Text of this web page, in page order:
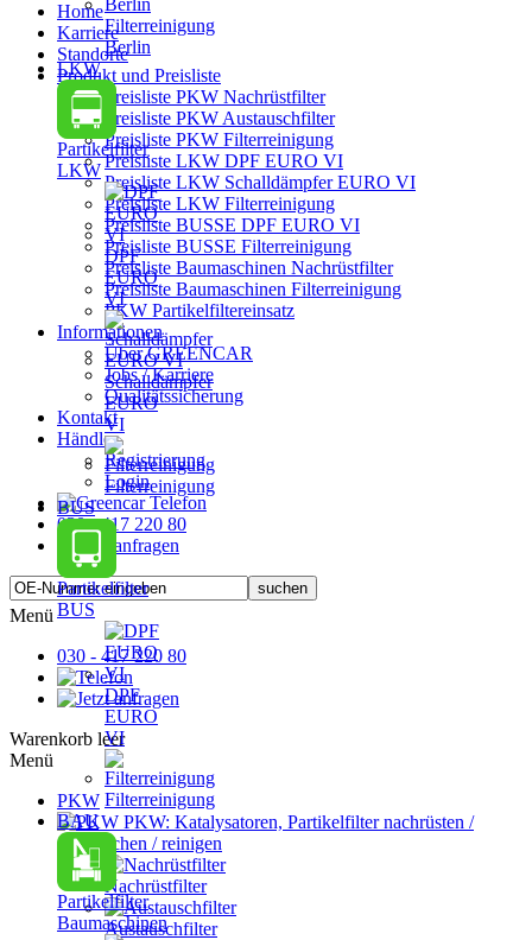
Filterreinigung
Berlin
LKW
Partikelfilter
LKW
DPF
EURO
VI
Schalldämpfer
EURO
VI
Filterreinigung
BUS
Partikelfilter
BUS
DPF
EURO
VI
Filterreinigung
BAU
Partikelfilter
Baumaschinen
Home
Karriere
Standorte
Produkt und Preisliste
Preisliste PKW Nachrüstfilter
Preisliste PKW Austauschfilter
Preisliste PKW Filterreinigung
Preisliste LKW DPF EURO VI
Preisliste LKW Schalldämpfer EURO VI
Preisliste LKW Filterreinigung
Preisliste BUSSE DPF EURO VI
Preisliste BUSSE Filterreinigung
Preisliste Baumaschinen Nachrüstfilter
Preisliste Baumaschinen Filterreinigung
PKW Partikelfiltereinsatz
Informationen
Über GREENCAR
Jobs / Karriere
Qualitätssicherung
Kontakt
Händler
Registrierung
Login
030 - 417 220 80
Menü
030 - 417 220 80
Warenkorb leer
Menü
PKW
PKW: Katalysatoren, Partikelfilter nachrüsten /
austauschen / reinigen
Nachrüstfilter
Austauschfilter